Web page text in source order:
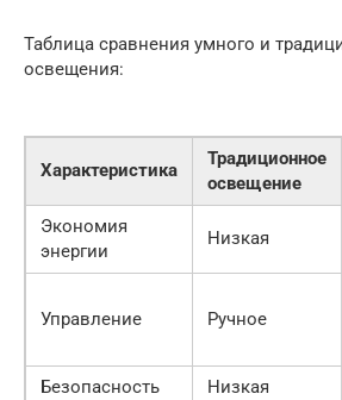
Таблица сравнения умного и
освещения:
Характеристика
Традиционное
освещение
Экономия
энергии
Низкая
Управление Ручное
Безопасность
Низкая